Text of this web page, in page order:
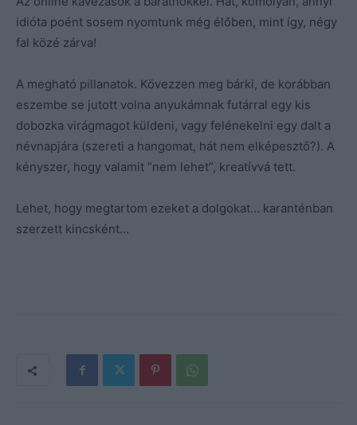
idióta poént sosem nyomtunk még élőben, mint így, négy
fal közé zárva!
A megható pillanatok. Kövezzen meg bárki, de korábban
eszembe se jutott volna anyukámnak futárral egy kis
dobozka virágmagot küldeni, vagy felénekelni egy dalt a
névnapjára (szereti a hangomat, hát nem elképesztő?). A
kényszer, hogy valamit “nem lehet”, kreatívvá tett.
Lehet, hogy megtartom ezeket a dolgokat… karanténban
szerzett kincsként…